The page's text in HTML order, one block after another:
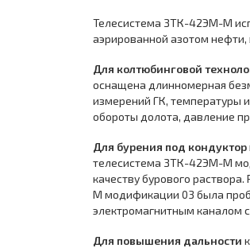
Телесистема ЗТК-42ЭМ-М
аэрированной азотом
Для колтюбинговой
оснащена длинномерная
измерений ГК, температуры
обороты долота, давление
Для бурения под кондуктор
телесистема ЗТК-42ЭМ-М
качеству бурового
М модификации 03 была
электромагнитным каналом
Для повышения дальности